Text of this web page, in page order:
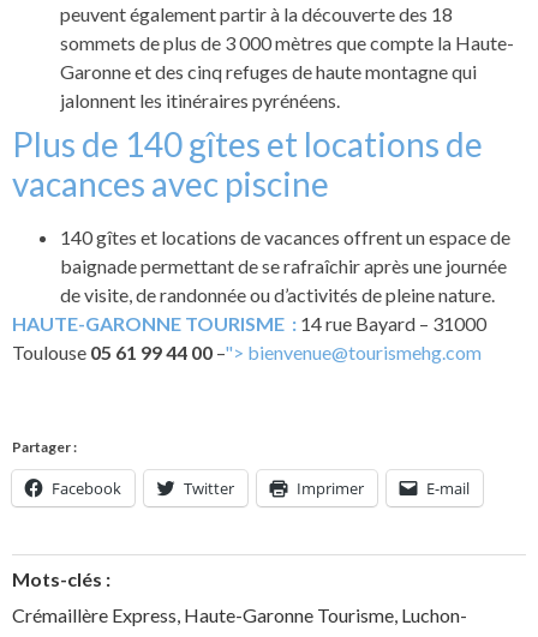
peuvent également partir à la découverte des 18
sommets de plus de 3 000 mètres que compte la Haute-
Garonne et des cinq refuges de haute montagne qui
jalonnent les itinéraires pyrénéens.
Plus de 140 gîtes et locations de
vacances avec piscine
140 gîtes et locations de vacances offrent un espace de
baignade permettant de se rafraîchir après une journée
de visite, de randonnée ou d’activités de pleine nature.
HAUTE-GARONNE TOURISME : 14 rue Bayard – 31000
Toulouse 05 61 99 44 00 –"> bienvenue@tourismehg.com
Partager :
Facebook Twitter Imprimer E-mail
Mots-clés :
Crémaillère Express Haute-Garonne Tourisme Luchon-